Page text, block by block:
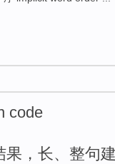
code
果，长、整句